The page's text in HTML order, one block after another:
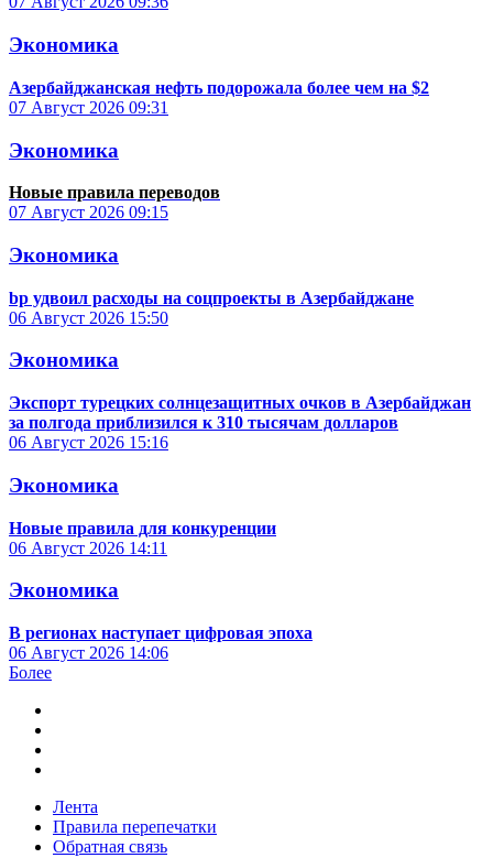
Экономика
Азербайджанская нефть подорожала более чем на $2
07 Август 2026 09:31
Экономика
Новые правила переводов
07 Август 2026 09:15
Экономика
bp удвоил расходы на соцпроекты в Азербайджане
06 Август 2026 15:50
Экономика
Экспорт турецких солнцезащитных очков в Азербайджан
за полгода приблизился к 310 тысячам долларов
06 Август 2026 15:16
Экономика
Новые правила для конкуренции
06 Август 2026 14:11
Экономика
В регионах наступает цифровая эпоха
06 Август 2026 14:06
Более
Лента
Правила перепечатки
Обратная связь